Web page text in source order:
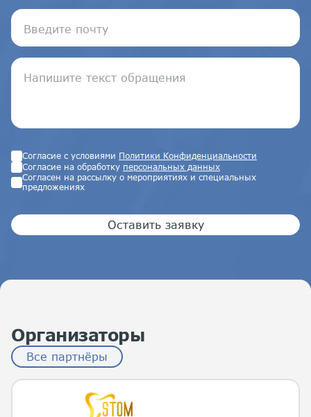
Согласие с условиями Политики Конфиденциальности
Согласие на обработку персональных данных
Согласен на рассылку о мероприятиях и специальных
предложениях
Оставить заявку
Организаторы
Все партнёры